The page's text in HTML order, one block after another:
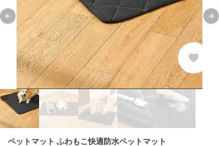
Previous slide
ペットマット ふわもこ快適防水ペットマット